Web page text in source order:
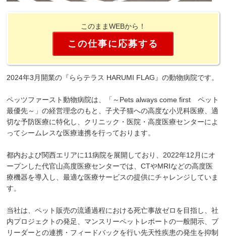
このままWEBから！
この仕事に応募する
2024年3月開業の『ららテラス HARUMI FLAG』の動物病院です。
ペッツファースト動物病院は、「～Pets always come first ペット
最優先～」の経営理念のもと、子犬子猫への高度な小児科医療、適
切な予防医療に特化し、クリニック・医院・高度医療センターによ
ってシームレスな医療連携を行っております。
都内および関西エリアに11病院を展開しており、2022年12月にオ
ープンした代官山高度医療センターでは、CTやMRIなどの高度医
療機器を導入し、最適な医療サービスの提供にチャレンジしていま
す。
当社は、ペット販売の流通過程における死亡事故ゼロを目指し、社
内プロジェクトの発足、マンスリーペットレポートの一般開示、ブ
リーダーとの連携・フィードバックを行い先天性疾患の発生を抑制